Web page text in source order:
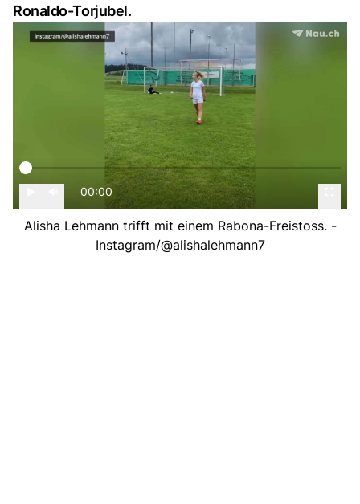
Ronaldo-Torjubel.
00:00
Alisha Lehmann trifft mit einem Rabona-Freistoss. -
Instagram/@alishalehmann7